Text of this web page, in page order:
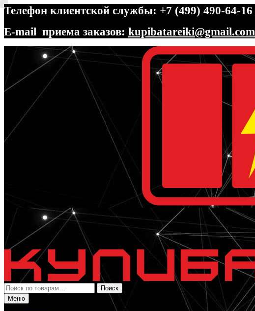
Телефон клиентской службы: +7 (499) 490-64-16
E-mail приема заказов: kupibatareiki@gmail.com
Перейти
навигации
Перейти
содержимому
Искать:
Поиск
Меню